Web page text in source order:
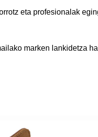
eta profesionalak
marken lankidetza